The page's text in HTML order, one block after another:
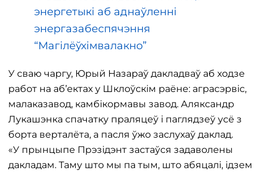
энергетыкі аб аднаўленні
энергазабеспячэння
“Магілёўхімвалакно”
У сваю чаргу, Юрый Назараў дакладваў аб ходзе
работ на аб’ектах у Шклоўскім раёне: аграсэрвіс,
малаказавод, камбікормавы завод. Аляксандр
Лукашэнка спачатку праляцеў і паглядзеў усё з
борта верталёта, а пасля ўжо заслухаў даклад.
«У прынцыпе Прэзідэнт застаўся задаволены
дакладам. Таму што мы па тым, што абяцалі, ідзем